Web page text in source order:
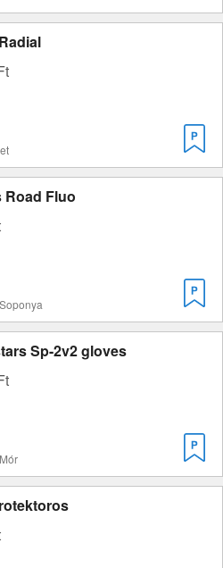
Road Fluo
Sp-2v2 gloves